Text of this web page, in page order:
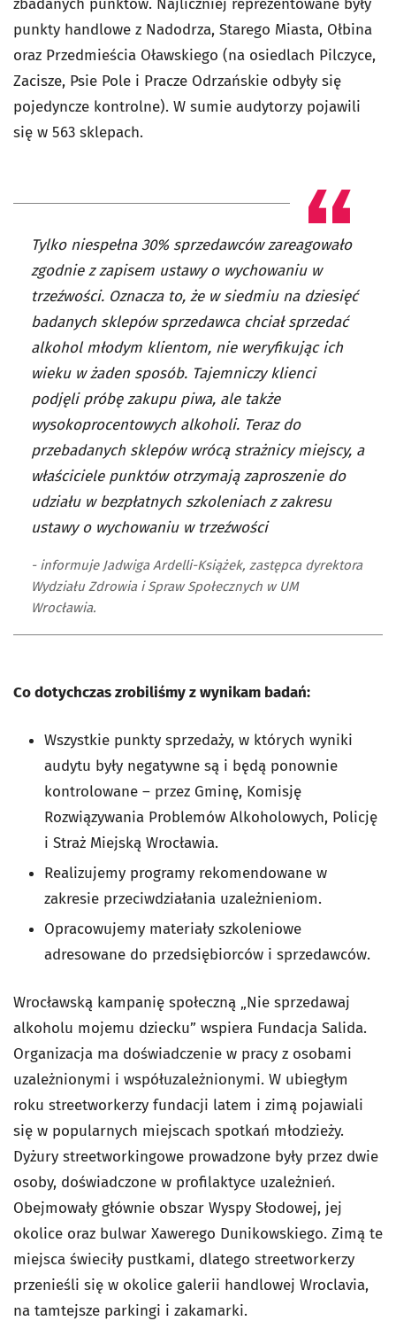
zbadanych punktów. Najliczniej reprezentowane były
punkty handlowe z Nadodrza, Starego Miasta, Ołbina
oraz Przedmieścia Oławskiego (na osiedlach Pilczyce,
Zacisze, Psie Pole i Pracze Odrzańskie odbyły się
pojedyncze kontrolne). W sumie audytorzy pojawili
się w 563 sklepach.
Tylko niespełna 30% sprzedawców zareagowało
zgodnie z zapisem ustawy o wychowaniu w
trzeźwości. Oznacza to, że w siedmiu na dziesięć
badanych sklepów sprzedawca chciał sprzedać
alkohol młodym klientom, nie weryfikując ich
wieku w żaden sposób. Tajemniczy klienci
podjęli próbę zakupu piwa, ale także
wysokoprocentowych alkoholi. Teraz do
przebadanych sklepów wrócą strażnicy miejscy, a
właściciele punktów otrzymają zaproszenie do
udziału w bezpłatnych szkoleniach z zakresu
ustawy o wychowaniu w trzeźwości
- informuje Jadwiga Ardelli-Książek, zastępca dyrektora
Wydziału Zdrowia i Spraw Społecznych w UM
Wrocławia.
Co dotychczas zrobiliśmy z wynikam badań:
Wszystkie punkty sprzedaży, w których wyniki
audytu były negatywne są i będą ponownie
kontrolowane – przez Gminę, Komisję
Rozwiązywania Problemów Alkoholowych, Policję
i Straż Miejską Wrocławia.
Realizujemy programy rekomendowane w
zakresie przeciwdziałania uzależnieniom.
Opracowujemy materiały szkoleniowe
adresowane do przedsiębiorców i sprzedawców.
Wrocławską kampanię społeczną „Nie sprzedawaj
alkoholu mojemu dziecku” wspiera Fundacja Salida.
Organizacja ma doświadczenie w pracy z osobami
uzależnionymi i współuzależnionymi. W ubiegłym
roku streetworkerzy fundacji latem i zimą pojawiali
się w popularnych miejscach spotkań młodzieży.
Dyżury streetworkingowe prowadzone były przez dwie
osoby, doświadczone w profilaktyce uzależnień.
Obejmowały głównie obszar Wyspy Słodowej, jej
okolice oraz bulwar Xawerego Dunikowskiego. Zimą te
miejsca świeciły pustkami, dlatego streetworkerzy
przenieśli się w okolice galerii handlowej Wroclavia,
na tamtejsze parkingi i zakamarki.